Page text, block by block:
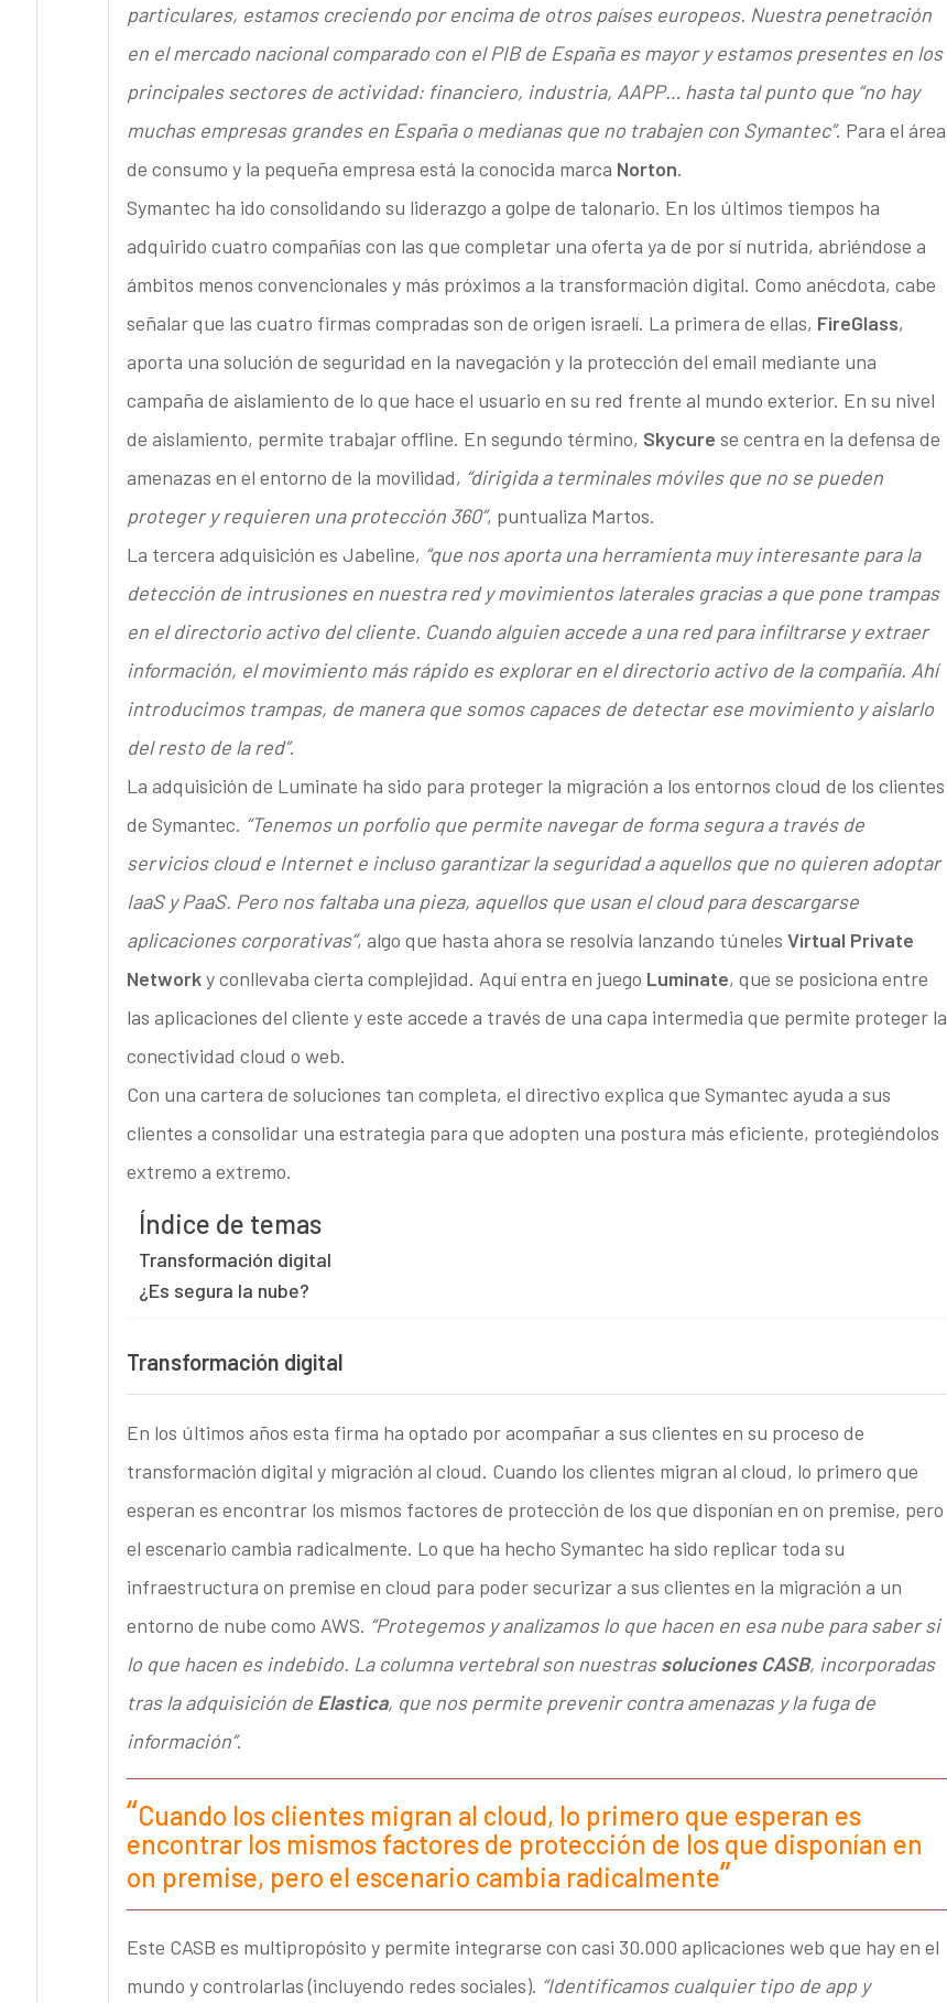
particulares, estamos creciendo por encima de otros países europeos. Nuestra penetración
en el mercado nacional comparado con el PIB de España es mayor y estamos presentes en los
principales sectores de actividad: financiero, industria, AAPP… hasta tal punto que “no hay
muchas empresas grandes en España o medianas que no trabajen con Symantec”. Para el área
de consumo y la pequeña empresa está la conocida marca Norton.
Symantec ha ido consolidando su liderazgo a golpe de talonario. En los últimos tiempos ha
adquirido cuatro compañías con las que completar una oferta ya de por sí nutrida, abriéndose a
ámbitos menos convencionales y más próximos a la transformación digital. Como anécdota, cabe
señalar que las cuatro firmas compradas son de origen israelí. La primera de ellas, FireGlass,
aporta una solución de seguridad en la navegación y la protección del email mediante una
campaña de aislamiento de lo que hace el usuario en su red frente al mundo exterior. En su nivel
de aislamiento, permite trabajar offline. En segundo término, Skycure se centra en la defensa de
amenazas en el entorno de la movilidad, “dirigida a terminales móviles que no se pueden
proteger y requieren una protección 360”, puntualiza Martos.
La tercera adquisición es Jabeline, “que nos aporta una herramienta muy interesante para la
detección de intrusiones en nuestra red y movimientos laterales gracias a que pone trampas
en el directorio activo del cliente. Cuando alguien accede a una red para infiltrarse y extraer
información, el movimiento más rápido es explorar en el directorio activo de la compañía. Ahí
introducimos trampas, de manera que somos capaces de detectar ese movimiento y aislarlo
del resto de la red”.
La adquisición de Luminate ha sido para proteger la migración a los entornos cloud de los clientes
de Symantec. “Tenemos un porfolio que permite navegar de forma segura a través de
servicios cloud e Internet e incluso garantizar la seguridad a aquellos que no quieren adoptar
IaaS y PaaS. Pero nos faltaba una pieza, aquellos que usan el cloud para descargarse
aplicaciones corporativas”, algo que hasta ahora se resolvía lanzando túneles Virtual Private
Networky conllevaba cierta complejidad. Aquí entra en juego Luminate, que se posiciona entre
las aplicaciones del cliente y este accede a través de una capa intermedia que permite proteger la
conectividad cloud o web.
Con una cartera de soluciones tan completa, el directivo explica que Symantec ayuda a sus
clientes a consolidar una estrategia para que adopten una postura más eficiente, protegiéndolos
extremo a extremo.
Índice de temas
Transformación digital
¿Es segura la nube?
Transformación digital
En los últimos años esta firma ha optado por acompañar a sus clientes en su proceso de
transformación digital y migración al cloud. Cuando los clientes migran al cloud, lo primero que
esperan es encontrar los mismos factores de protección de los que disponían en on premise, pero
el escenario cambia radicalmente. Lo que ha hecho Symantec ha sido replicar toda su
infraestructura on premise en cloud para poder securizar a sus clientes en la migración a un
entorno de nube como AWS. “Protegemos y analizamos lo que hacen en esa nube para saber si
lo que hacen es indebido. La columna vertebral son nuestrassoluciones CASB, incorporadas
tras la adquisición de Elastica, que nos permite prevenir contra amenazas y la fuga de
información”.
Cuando los clientes migran al cloud, lo primero que esperan es
encontrar los mismos factores de protección de los que disponían en
on premise, pero el escenario cambia radicalmente
Este CASB es multipropósito y permite integrarse con casi 30.000 aplicaciones web que hay en el
mundo y controlarlas (incluyendo redes sociales). “Identificamos cualquier tipo de app y